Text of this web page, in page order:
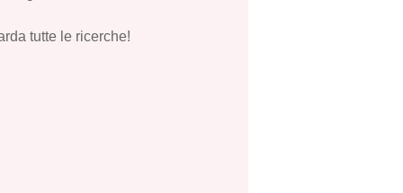
tutte le ricerche!